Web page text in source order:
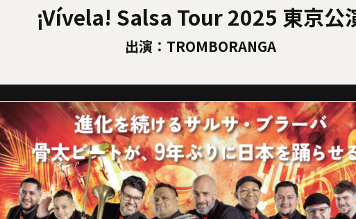
¡Vívela! Salsa Tour 2025 東京公
出演：TROMBORANGA